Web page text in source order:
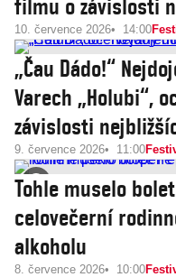
filmu o závislosti
10. července 2026 14:00
„Čau Dádo!“
Varech „Holubi“,
závislosti
9. července 2026 11:00
Tohle muselo
celovečerní
alkoholu
8. července 2026 10:00